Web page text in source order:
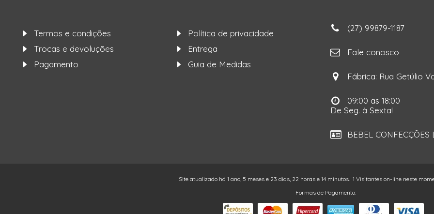
Termos e condições
Política de privacidade
Trocas e devoluções
Entrega
Pagamento
Guia de Medidas
(27) 99879-1187
Fale conosco
Fábrica: Rua Getúlio
09:00 as 18:00
De Seg. à Sexta!
BEBEL
Site atualizado há 1 ano, 5 meses e 23 dias, 22 horas e 14 minutos. 1 Visitantes on-line neste
Formas de Pagamento: